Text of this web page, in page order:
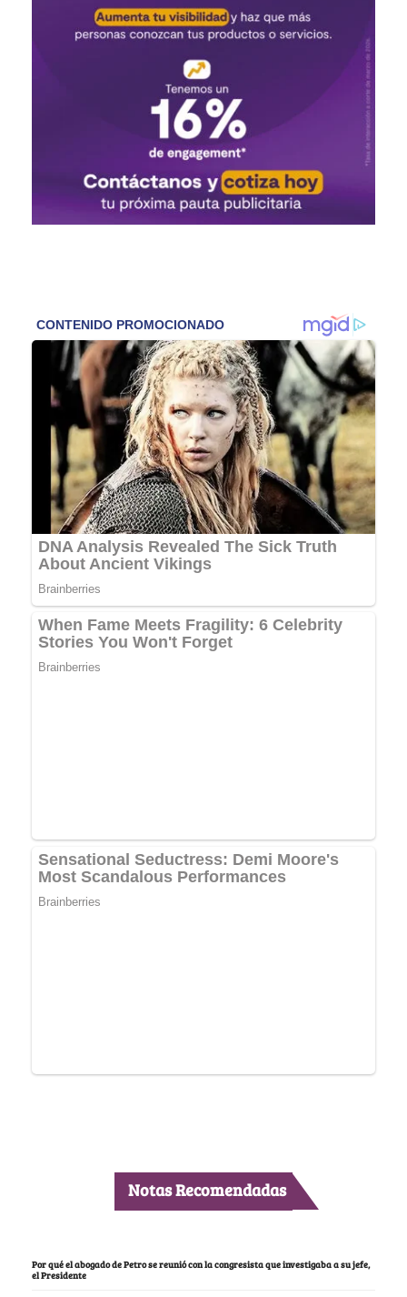
Notas Recomendadas
Por qué el abogado de Petro se reunió con la congresista que investigaba a su jefe,
el Presidente